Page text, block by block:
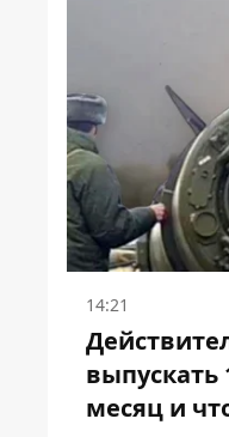
14:21
выпускать
месяц и